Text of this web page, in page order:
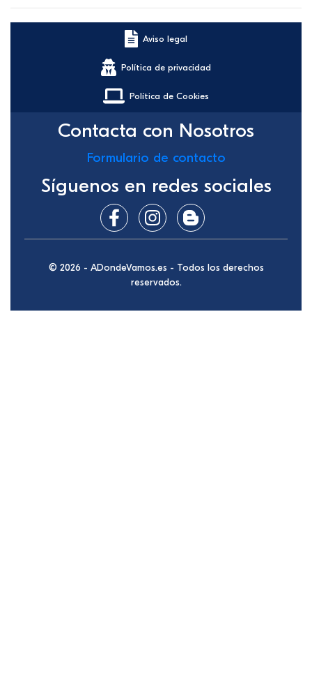
Aviso legal
Política de privacidad
Política de Cookies
Contacta con Nosotros
Formulario de contacto
Síguenos en redes sociales
© 2026 - ADondeVamos.es - Todos los derechos
reservados.